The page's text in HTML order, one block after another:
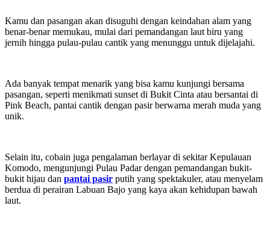
Kamu dan pasangan akan disuguhi dengan keindahan alam yang
benar-benar memukau, mulai dari pemandangan laut biru yang
jernih hingga pulau-pulau cantik yang menunggu untuk dijelajahi.
Ada banyak tempat menarik yang bisa kamu kunjungi bersama
pasangan, seperti menikmati sunset di Bukit Cinta atau bersantai di
Pink Beach, pantai cantik dengan pasir berwarna merah muda yang
unik.
Selain itu, cobain juga pengalaman berlayar di sekitar Kepulauan
Komodo, mengunjungi Pulau Padar dengan pemandangan bukit-
bukit hijau dan pantai pasir putih yang spektakuler, atau menyelam
berdua di perairan Labuan Bajo yang kaya akan kehidupan bawah
laut.